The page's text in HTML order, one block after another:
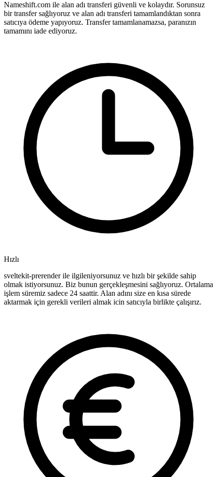
Nameshift.com ile alan adı transferi güvenli ve kolaydır. Sorunsuz
bir transfer sağlıyoruz ve alan adı transferi tamamlandıktan sonra
satıcıya ödeme yapıyoruz. Transfer tamamlanamazsa, paranızın
tamamını iade ediyoruz.
Hızlı
sveltekit-prerender ile ilgileniyorsunuz ve hızlı bir şekilde sahip
olmak istiyorsunuz. Biz bunun gerçekleşmesini sağlıyoruz. Ortalama
işlem süremiz sadece 24 saattir. Alan adını size en kısa sürede
aktarmak için gerekli verileri almak icin satıcıyla birlikte çalışırız.